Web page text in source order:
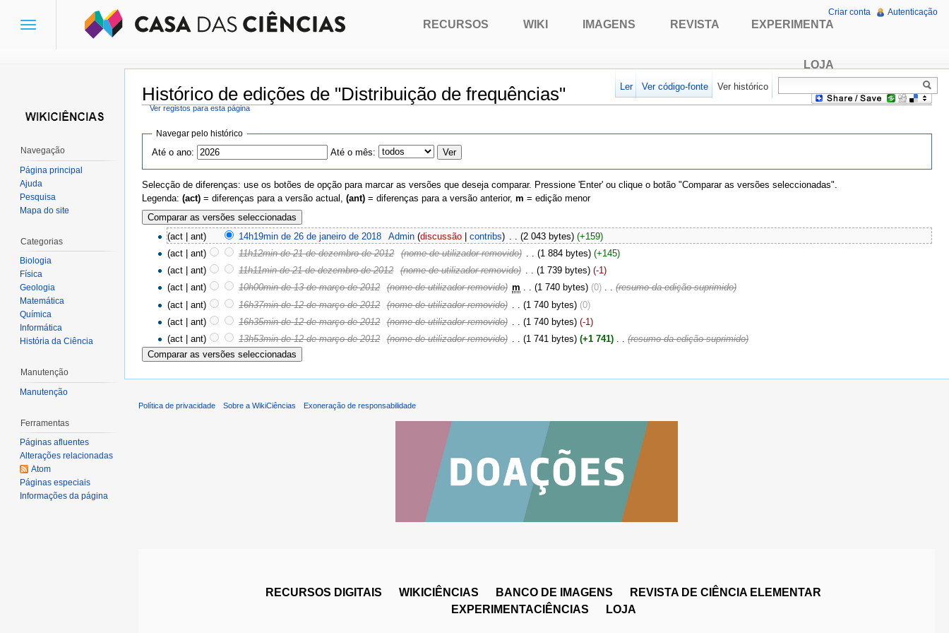
Histórico de edições de "Distribuição de frequências"
Ver registos para esta página
Navegar pelo histórico
Até o ano: Até o mês:
Selecção de diferenças: use os botões de opção para marcar as versões que deseja comparar. Pressione 'Enter' ou clique o botão "Comparar as versões seleccionadas".
Legenda: (act) = diferenças para a versão actual, (ant) = diferenças para a versão anterior, m = edição menor
(act | ant) 14h19min de 26 de janeiro de 2018 Admin (discussão| contribs) (2 043 bytes) (+159)
(act | ant)
11h12min de 21 de dezembro de 2012‎ (nome de utilizador removido) (1 884 bytes) (+145)
(act | ant)
11h11min de 21 de dezembro de 2012‎ (nome de utilizador removido) . . (1 739 bytes) (-1)
(act | ant)
10h00min de 13 de março de 2012‎ (nome de utilizador removido) ‎m . . (1 740 bytes) (0) . . (resumo da edição suprimido)
(act | ant)
16h37min de 12 de março de 2012‎ (nome de utilizador removido) (1 740 bytes) (0)
(act | ant)
16h35min de 12 de março de 2012‎ (nome de utilizador removido) (1 740 bytes) (-1)
(act | ant)
13h53min de 12 de março de 2012‎ (nome de utilizador removido) . . (1 741 bytes) (+1 741) . . (resumo da edição suprimido)
Toggle
RECURSOS WIKI IMAGENS REVISTA EXPERIMENTA
LOJA
Criar conta Autenticação
Ler Ver código-fonte Ver histórico
Navegação
Página principal
Ajuda
Pesquisa
Mapa do site
Categorias
Biologia
Física
Geologia
Matemática
Química
Informática
História da Ciência
Manutenção
Manutenção
Ferramentas
Páginas afluentes
Alterações relacionadas
Atom
Páginas especiais
Informações da página
Política de privacidade Sobre a WikiCiências Exoneração de responsabilidade
RECURSOS DIGITAIS WIKICIÊNCIAS BANCO DE IMAGENS
REVISTA DE CIÊNCIA ELEMENTAR
EXPERIMENTACIÊNCIAS
LOJA